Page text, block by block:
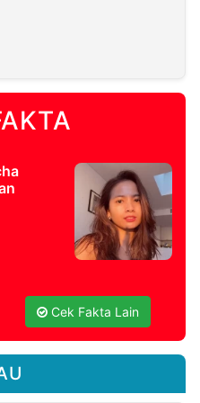
Cek Fakta Lain